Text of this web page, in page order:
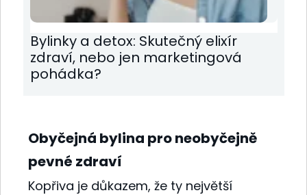
Bylinky a detox: Skutečný elixír
zdraví, nebo jen marketingová
pohádka?
Obyčejná bylina pro neobyčejně
pevné zdraví
Kopřiva je důkazem, že ty největší